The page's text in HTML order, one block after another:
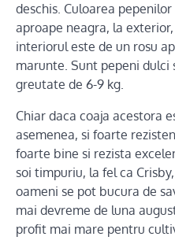
deschis. Culoarea
aproape neagra, la
interiorul este de un rosu
marunte. Sunt pepeni dulci
greutate de 6-9 kg.
Chiar daca coaja acestora
asemenea, si foarte
foarte bine si rezista
soi timpuriu, la fel ca
oameni se pot bucura de
mai devreme de luna
profit mai mare pentru